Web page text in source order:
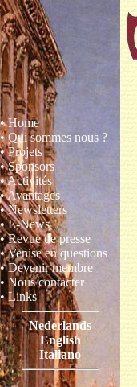
• Home
• Qui sommes nous ?
• Projets
• Sponsors
• Activités
• Avantages
• Newsletters
• E-News
• Revue de presse
• Venise en questions
• Devenir membre
• Nous contacter
• Links
Nederlands
English
Italiano